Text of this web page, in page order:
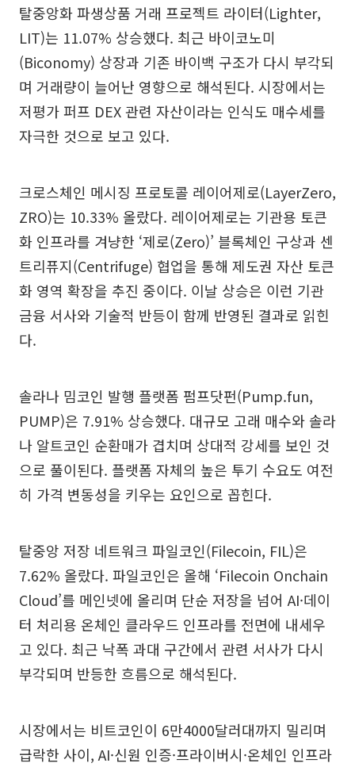
탈중앙화 파생상품 거래 프로젝트 라이터(Lighter,
LIT)는 11.07% 상승했다. 최근 바이코노미
(Biconomy) 상장과 기존 바이백 구조가 다시 부각되
며 거래량이 늘어난 영향으로 해석된다. 시장에서는
저평가 퍼프 DEX 관련 자산이라는 인식도 매수세를
자극한 것으로 보고 있다.
크로스체인 메시징 프로토콜 레이어제로(LayerZero,
ZRO)는 10.33% 올랐다. 레이어제로는 기관용 토큰
화 인프라를 겨냥한 ‘제로(Zero)’ 블록체인 구상과 센
트리퓨지(Centrifuge) 협업을 통해 제도권 자산 토큰
화 영역 확장을 추진 중이다. 이날 상승은 이런 기관
금융 서사와 기술적 반등이 함께 반영된 결과로 읽힌
다.
솔라나 밈코인 발행 플랫폼 펌프닷펀(Pump.fun,
PUMP)은 7.91% 상승했다. 대규모 고래 매수와 솔라
나 알트코인 순환매가 겹치며 상대적 강세를 보인 것
으로 풀이된다. 플랫폼 자체의 높은 투기 수요도 여전
히 가격 변동성을 키우는 요인으로 꼽힌다.
탈중앙 저장 네트워크 파일코인(Filecoin, FIL)은
7.62% 올랐다. 파일코인은 올해 ‘Filecoin Onchain
Cloud’를 메인넷에 올리며 단순 저장을 넘어 AI·데이
터 처리용 온체인 클라우드 인프라를 전면에 내세우
고 있다. 최근 낙폭 과대 구간에서 관련 서사가 다시
부각되며 반등한 흐름으로 해석된다.
시장에서는 비트코인이 6만4000달러대까지 밀리며
급락한 사이, AI·신원 인증·프라이버시·온체인 인프라